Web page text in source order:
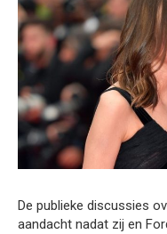
De publieke discussies
aandacht nadat zij en